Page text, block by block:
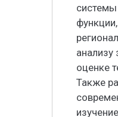
оценке
Также